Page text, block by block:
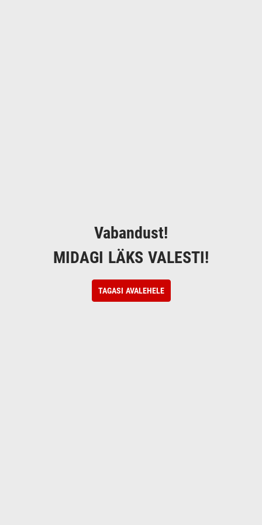
Vabandust!
MIDAGI LÄKS VALESTI!
TAGASI AVALEHELE